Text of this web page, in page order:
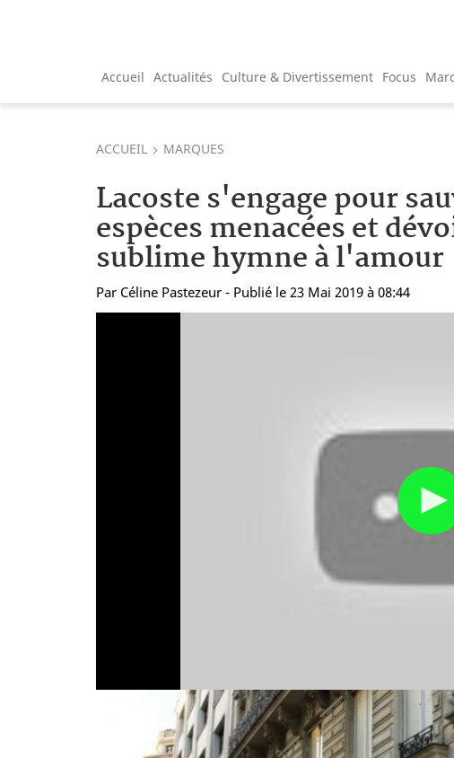
Accueil Actualités Culture & Divertissement Focus
ACCUEIL MARQUES
Lacoste s'engage pour
espèces menacées et
sublime hymne à l'amour
Par Céline Pastezeur - Publié le 23 Mai 2019 à 08:44